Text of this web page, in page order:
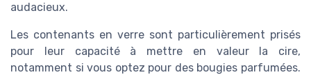
audacieux.
Les contenants en verre sont particulièrement prisés
pour leur capacité à mettre en valeur la cire,
notamment si vous optez pour des bougies parfumées.